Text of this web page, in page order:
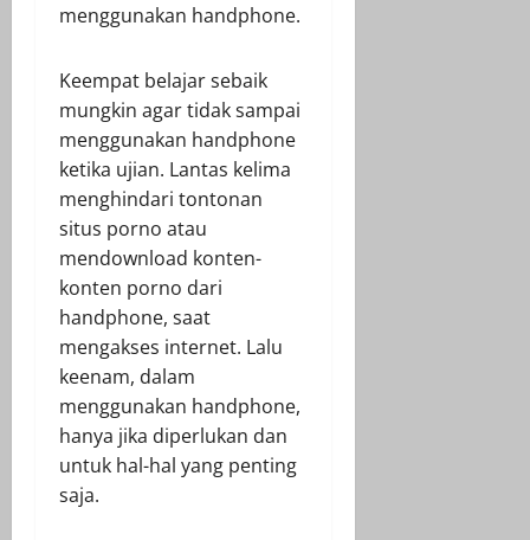
menggunakan handphone.
Keempat belajar sebaik
mungkin agar tidak sampai
menggunakan handphone
ketika ujian. Lantas kelima
menghindari tontonan
situs porno atau
mendownload konten-
konten porno dari
handphone, saat
mengakses internet. Lalu
keenam, dalam
menggunakan handphone,
hanya jika diperlukan dan
untuk hal-hal yang penting
saja.